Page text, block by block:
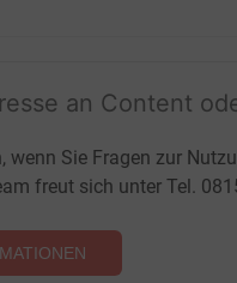
an Content
wenn Sie Fragen zur
freut sich unter Tel.